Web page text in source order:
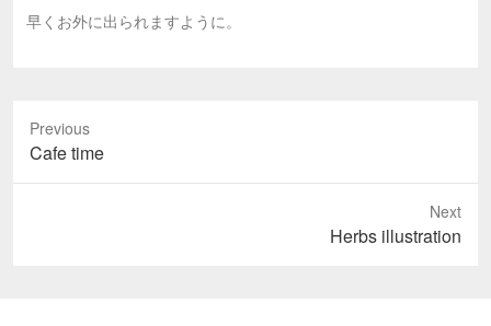
早くお外に出られますように。
Previous
Previous
post:
Cafe time
Next
Herbs illustration